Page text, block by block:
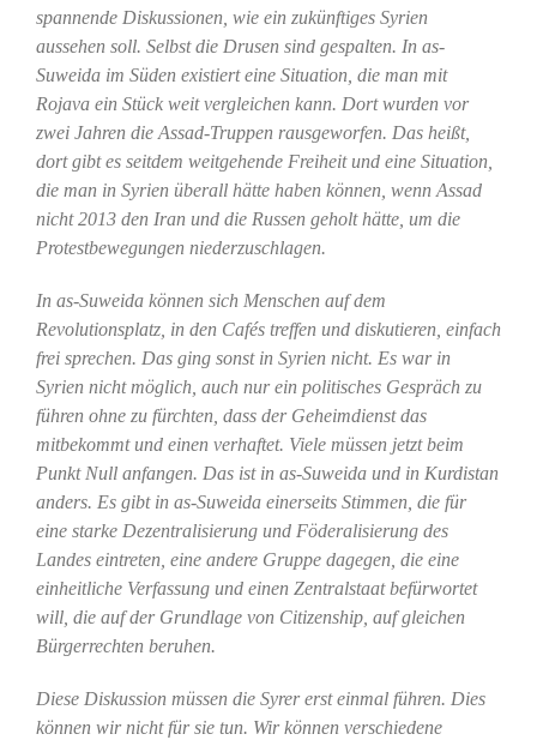
spannende Diskussionen, wie ein zukünftiges Syrien
aussehen soll. Selbst die Drusen sind gespalten. In as-
Suweida im Süden existiert eine Situation, die man mit
Rojava ein Stück weit vergleichen kann. Dort wurden vor
zwei Jahren die Assad-Truppen rausgeworfen. Das heißt,
dort gibt es seitdem weitgehende Freiheit und eine Situation,
die man in Syrien überall hätte haben können, wenn Assad
nicht 2013 den Iran und die Russen geholt hätte, um die
Protestbewegungen niederzuschlagen.
In as-Suweida können sich Menschen auf dem
Revolutionsplatz, in den Cafés treffen und diskutieren, einfach
frei sprechen. Das ging sonst in Syrien nicht. Es war in
Syrien nicht möglich, auch nur ein politisches Gespräch zu
führen ohne zu fürchten, dass der Geheimdienst das
mitbekommt und einen verhaftet. Viele müssen jetzt beim
Punkt Null anfangen. Das ist in as-Suweida und in Kurdistan
anders. Es gibt in as-Suweida einerseits Stimmen, die für
eine starke Dezentralisierung und Föderalisierung des
Landes eintreten, eine andere Gruppe dagegen, die eine
einheitliche Verfassung und einen Zentralstaat befürwortet
will, die auf der Grundlage von Citizenship, auf gleichen
Bürgerrechten beruhen.
Diese Diskussion müssen die Syrer erst einmal führen. Dies
können wir nicht für sie tun. Wir können verschiedene